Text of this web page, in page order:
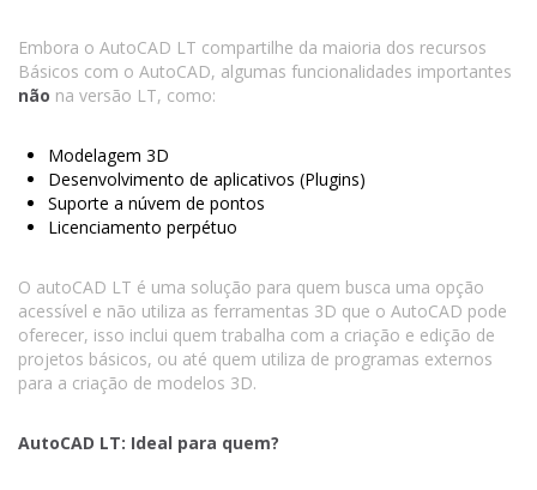
Embora o AutoCAD LT compartilhe da maioria dos recursos
Básicos com o AutoCAD, algumas funcionalidades importantes
não na versão LT, como:
Modelagem 3D
Desenvolvimento de aplicativos (Plugins)
Suporte a núvem de pontos
Licenciamento perpétuo
O autoCAD LT é uma solução para quem busca uma opção
acessível e não utiliza as ferramentas 3D que o AutoCAD pode
oferecer, isso inclui quem trabalha com a criação e edição de
projetos básicos, ou até quem utiliza de programas externos
para a criação de modelos 3D.
AutoCAD LT: Ideal para quem?